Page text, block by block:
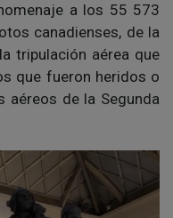
a los 55 573
canadienses, de la
tripulación aérea que
que fueron heridos o
aéreos de la Segunda